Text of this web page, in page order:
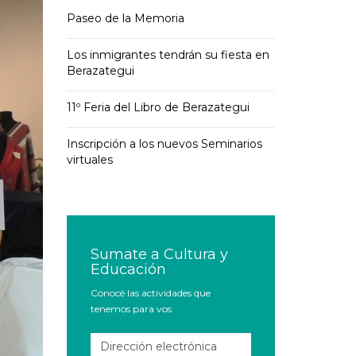
Paseo de la Memoria
Los inmigrantes tendrán su fiesta en
Berazategui
11º Feria del Libro de Berazategui
Inscripción a los nuevos Seminarios
virtuales
Sumate a Cultura y
Educación
Conocé las actividades que
tenemos para vos